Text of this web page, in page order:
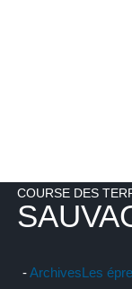
COURSE DES
-ArchivesLes